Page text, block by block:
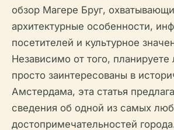
обзор Магере Бруг,
архитектурные особенности,
посетителей и культурное
Независимо от того, планируете
просто заинтересованы в
Амстердама, эта статья
сведения об одной из самых
достопримечательностей